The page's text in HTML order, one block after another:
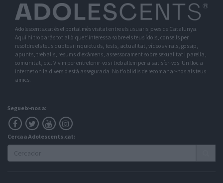
Adolescents.cat és el portal més visitat entre els usuaris joves de Catalunya.
Aquí hi trobaràs tot allò que t'interessa sobre els teus ídols, consells per
resoldre els teus dubtes i inquietuds, tests, actualitat, vídeos virals, gossip,
apunts, treballs, resums d'exàmens, assessorament sobre sexualitat i parella,
comunitat, etc. Vivim per entretenir-vos i treballem per a satisfer-vos. Un lloc a
internet on la diversió està assegurada. No t'oblidis de recomanar-nos als teus
amics.
Segueix-nos a:
Cerca a Adolescents.cat: